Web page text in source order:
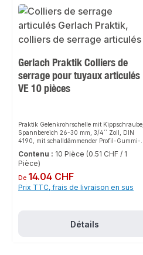
Gerlach Praktik Colliers de
serrage pour tuyaux articulés
VE 10 pièces
Praktik Gelenkrohrschelle mit Kippschraube,
Spannbereich 26-30 mm, 3/4´´ Zoll, DIN
4190, mit schalldämmender Profil-Gummi-
Einlage, mit Gewindeanschluß M8
Contenu : 10 Pièce (0.51 CHF / 1
Pièce)
Prix régulier :
De 14.04 CHF
Prix TTC, frais de livraison en sus
Détails